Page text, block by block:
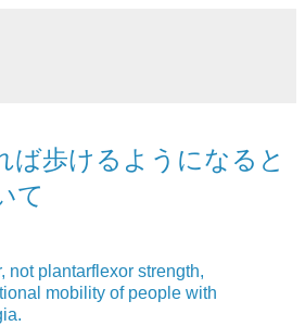
ば歩けるようになると
て
not plantarflexor strength,
mobility of people with